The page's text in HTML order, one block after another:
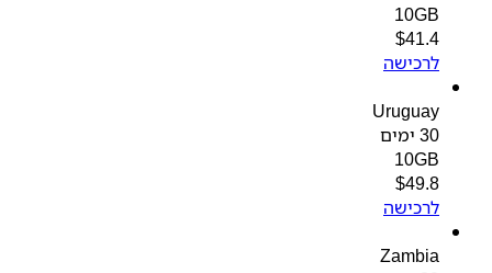
10GB
$41.4
לרכישה
Uruguay
10GB
$49.8
לרכישה
Zambia